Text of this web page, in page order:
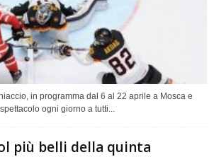
in programma dal 6 al 22 aprile a Mosca e
ogni giorno a tutti...
più belli della quinta